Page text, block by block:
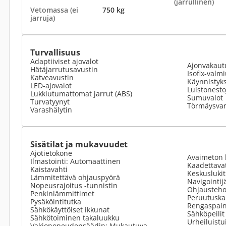
Vetomassa (ei
jarruja)
750 kg
Turvallisuus
Adaptiiviset ajovalot
Hätäjarrutusavustin
Katveavustin
LED-ajovalot
Lukkiutumattomat jarrut (ABS)
Turvatyynyt
Varashälytin
Isofix-
Sumuvalot
Sisätilat ja mukavuudet
Ajotietokone
Ilmastointi: Automaattinen
Kaistavahti
Lämmitettävä ohjauspyörä
Nopeusrajoitus -tunnistin
Penkinlämmittimet
Pysäköintitutka
Sähkökäyttöiset ikkunat
Sähkötoiminen takaluukku
Avaimeton
Sähköpeilit